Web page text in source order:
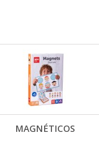
MAGNÉTICOS